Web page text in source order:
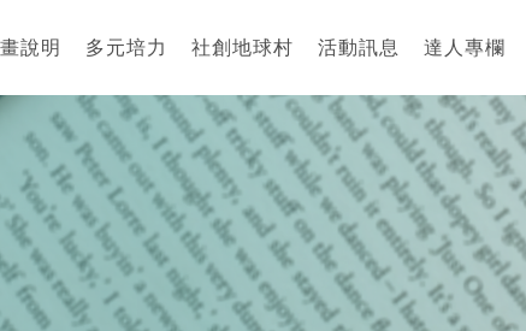
說明 多元培力 社創地球村 活動訊息 達人專欄